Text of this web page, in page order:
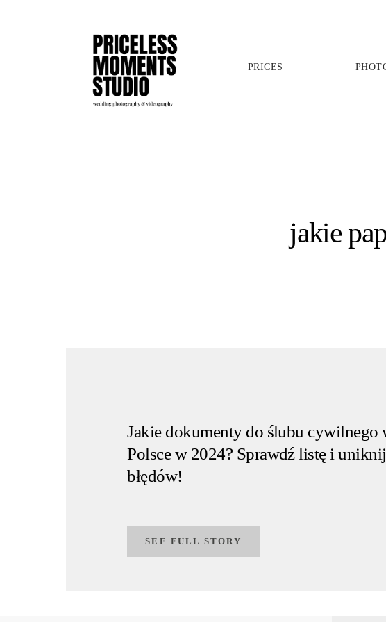
PRICES
jakie
Jakie dokumenty do ślubu cywilnego
Polsce w 2024? Sprawdź listę i uniknij
błędów!
SEE FULL STORY